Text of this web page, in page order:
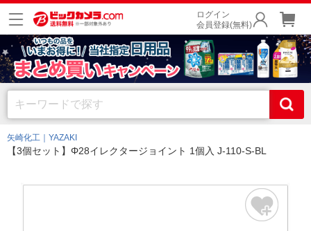
ログイン
会員登録(無料)
矢崎化工｜YAZAKI
【3個セット】Φ28イレクタージョイント 1個入 J-110-S-BL